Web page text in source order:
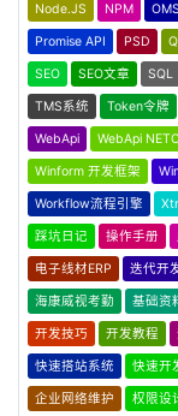
Node.JS NPM OMS
Promise API PSD
SEO SEO文章 SQL
TMS系统 Token令牌
WebApi WebApi
Winform 开发框架
Workflow流程引擎
踩坑日记 操作手册
电子线材ERP 迭代开
海康威视考勤 基础资
开发技巧 开发教程
快速搭站系统 快速开
企业网络维护 权限设